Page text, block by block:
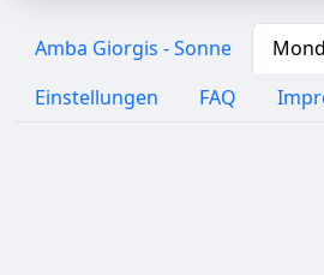
Amba Giorgis - Sonne Mond
Einstellungen
FAQ